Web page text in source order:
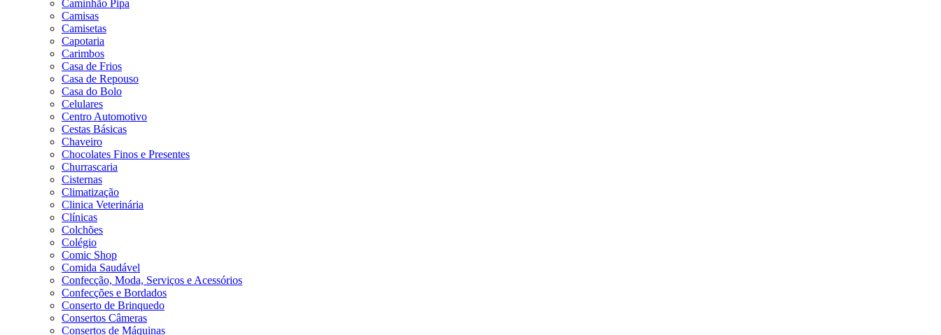
Caminhão Pipa
Camisas
Camisetas
Capotaria
Carimbos
Casa de Frios
Casa de Repouso
Casa do Bolo
Celulares
Centro Automotivo
Cestas Básicas
Chaveiro
Chocolates Finos e Presentes
Churrascaria
Cisternas
Climatização
Clinica Veterinária
Clínicas
Colchões
Colégio
Comic Shop
Comida Saudável
Confecção, Moda, Serviços e Acessórios
Confecções e Bordados
Conserto de Brinquedo
Consertos Câmeras
Consertos de Máquinas